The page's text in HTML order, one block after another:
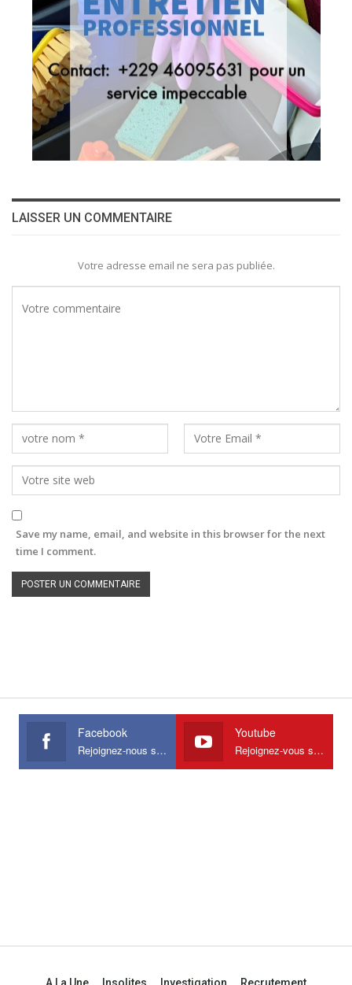
LAISSER UN COMMENTAIRE
Votre adresse email ne sera pas publiée.
Save my name, email, and website in this browser for the next
time I comment.
Facebook
Rejoignez-nous sur Facebook
Youtube
Rejoignez-vous sur Youtube
A La Une Insolites Investigation Recrutement